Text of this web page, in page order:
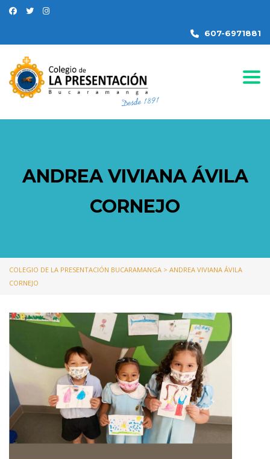
607-6971881
ANDREA VIVIANA ÁVILA
CORNEJO
COLEGIO DE LA PRESENTACIÓN BUCARAMANGA > ANDREA VIVIANA ÁVILA
CORNEJO